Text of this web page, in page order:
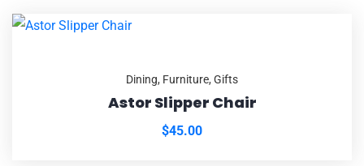
Dining, Furniture, Gifts
Astor Slipper Chair
$45.00